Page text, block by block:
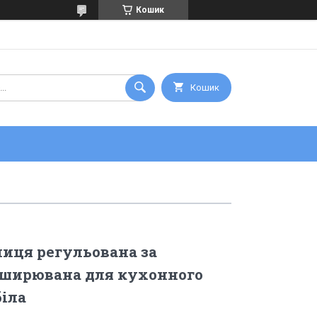
Кошик
Кошик
регульована за
для кухонного